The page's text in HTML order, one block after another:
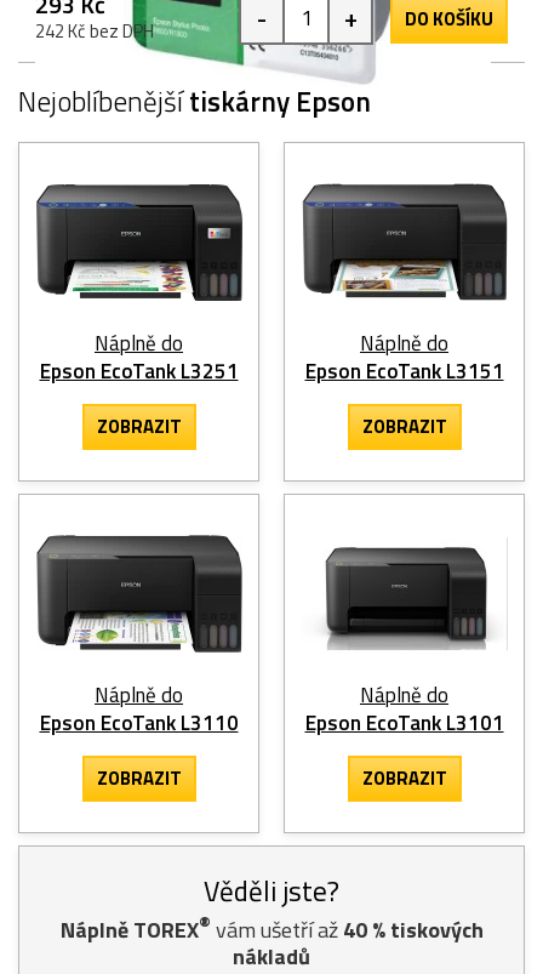
242 Kč bez DPH - + DO KOŠÍKU
Nejoblíbenějšítiskárny Epson
Náplně do
Epson EcoTank L3251
ZOBRAZIT
Náplně do
Epson EcoTank L3151
ZOBRAZIT
Náplně do
Epson EcoTank L3110
ZOBRAZIT
Náplně do
Epson EcoTank L3101
ZOBRAZIT
Věděli jste?
Náplně TOREX® vám ušetří až40% tiskových
nákladů